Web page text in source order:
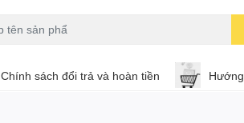
Chính sách đổi trả và hoàn tiền